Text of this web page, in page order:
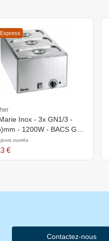
Express
Inox - 3x GN1/3 -
- 1200W - BACS GN
INCLUS
ouvrés
€
Contactez-nous